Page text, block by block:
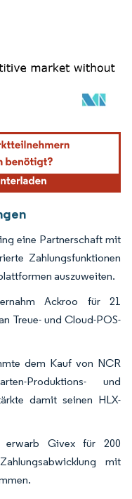
erfordert Namensnennung gemäß
eine Partnerschaft mit
Zahlungsfunktionen
auszuweiten.
Ackroo für 21
Treue- und Cloud-POS-
dem Kauf von NCR
Produktions- und
damit seinen HLX-
erwarb Givex für 200
mit